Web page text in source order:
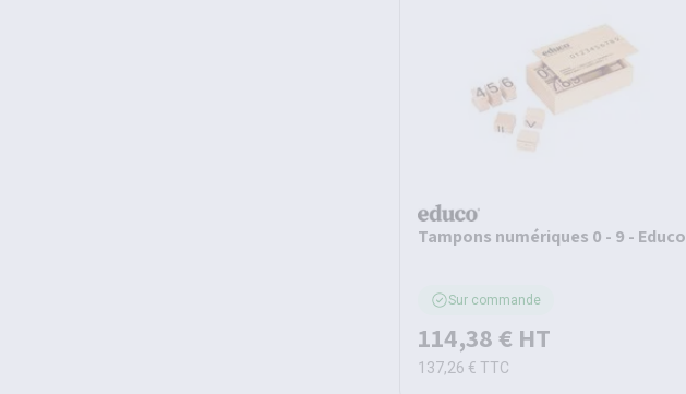
Tampons numériques 0 - 9 - Educo
Sur commande
114,38 € HT
137,26 € TTC